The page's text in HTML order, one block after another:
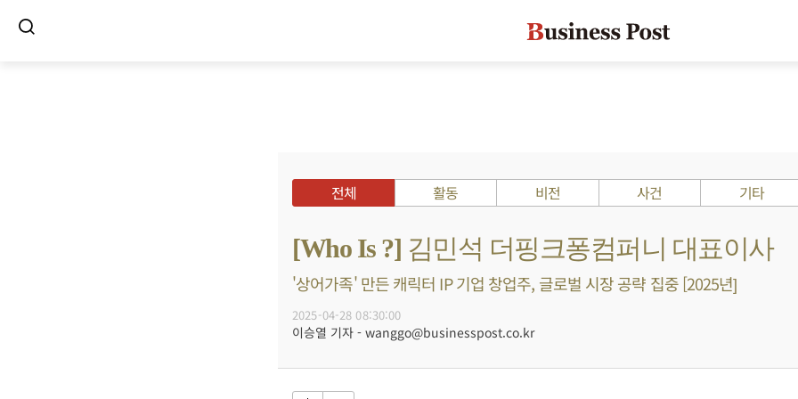
전체 활동 비전 사건 기타
[Who Is ?] 김민석 더핑크퐁컴퍼니 대표이사
'상어가족' 만든 캐릭터 IP 기업 창업주, 글로벌 시장 공략 집중 [2025년]
2025-04-28 08:30:00
이승열 기자 - wanggo@businesspost.co.kr